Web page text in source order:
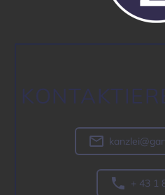

 + 43 1